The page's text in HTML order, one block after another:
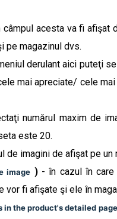
acesta va fi afişat
pe magazinul dvs.
derulant aici puteţi
mai apreciate/ cele
numărul maxim de
este 20.
de imagini de afişat pe un
image )- în cazul în care
vor fi afişate şi ele în
in the product's detailed page